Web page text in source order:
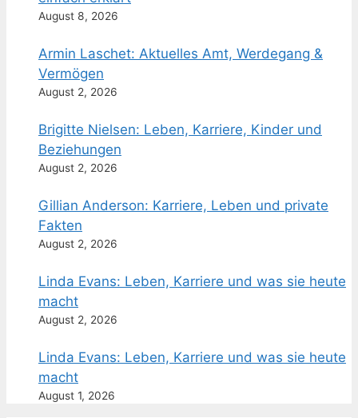
August 8, 2026
Armin Laschet: Aktuelles Amt, Werdegang &
Vermögen
August 2, 2026
Brigitte Nielsen: Leben, Karriere, Kinder und
Beziehungen
August 2, 2026
Gillian Anderson: Karriere, Leben und private
Fakten
August 2, 2026
Linda Evans: Leben, Karriere und was sie heute
macht
August 2, 2026
Linda Evans: Leben, Karriere und was sie heute
macht
August 1, 2026